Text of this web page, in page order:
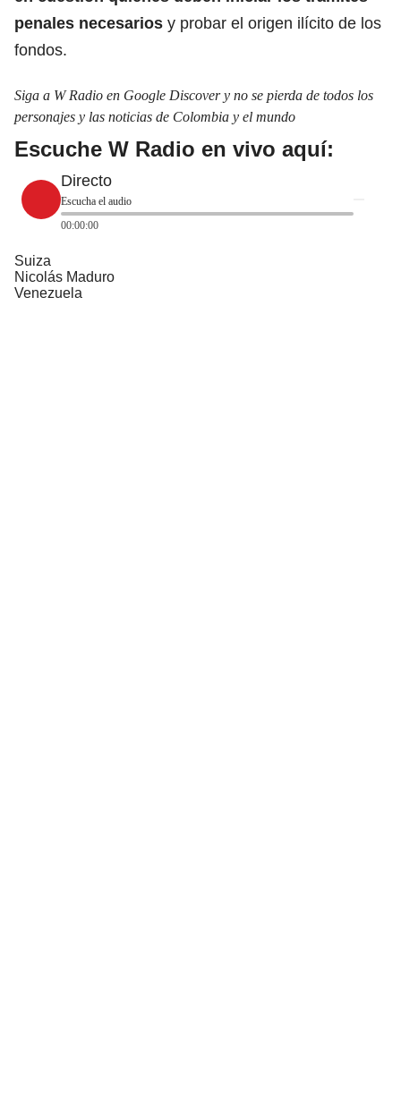
penales necesarios y probar el origen ilícito de los
fondos.
Siga a W Radio en Google Discover y no se pierda de todos los
personajes y las noticias de Colombia y el mundo
Escuche W Radio en vivo aquí:
Directo
Escucha el audio
00:00:00
Suiza
Nicolás Maduro
Venezuela